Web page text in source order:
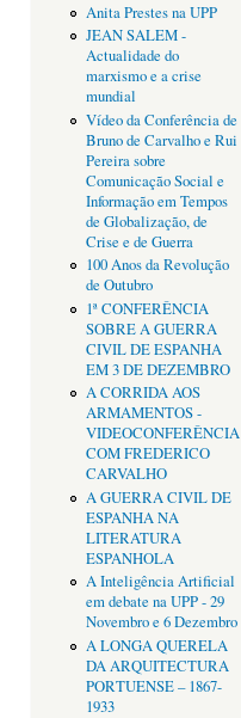
Anita Prestes na UPP
JEAN SALEM -
Actualidade do
marxismo e a crise
mundial
Vídeo da Conferência de
Bruno de Carvalho e Rui
Pereira sobre
Comunicação Social e
Informação em Tempos
de Globalização, de
Crise e de Guerra
100 Anos da Revolução
de Outubro
1ª CONFERÊNCIA
SOBRE A GUERRA
CIVIL DE ESPANHA
EM 3 DE DEZEMBRO
A CORRIDA AOS
ARMAMENTOS -
VIDEOCONFERÊNCIA
COM FREDERICO
CARVALHO
A GUERRA CIVIL DE
ESPANHA NA
LITERATURA
ESPANHOLA
A Inteligência Artificial
em debate na UPP - 29
Novembro e 6 Dezembro
A LONGA QUERELA
DA ARQUITECTURA
PORTUENSE – 1867-
1933